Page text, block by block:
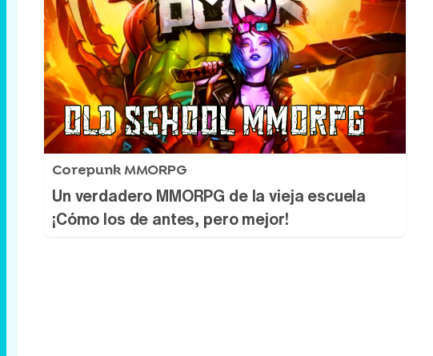
Corepunk MMORPG
Un verdadero MMORPG de la vieja escuela
¡Cómo los de antes, pero mejor!